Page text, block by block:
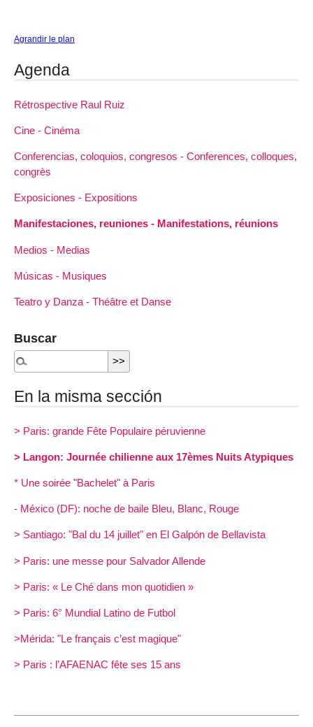
Agrandir le plan
Agenda
Rétrospective Raul Ruiz
Cine - Cinéma
Conferencias, coloquios, congresos - Conferences, colloques,
congrès
Exposiciones - Expositions
Manifestaciones, reuniones - Manifestations, réunions
Medios - Medias
Músicas - Musiques
Teatro y Danza - Théâtre et Danse
Buscar
En la misma sección
> Paris: grande Fête Populaire péruvienne
> Langon: Journée chilienne aux 17èmes Nuits Atypiques
* Une soirée "Bachelet" à Paris
- México (DF): noche de baile Bleu, Blanc, Rouge
> Santiago: "Bal du 14 juillet" en El Galpón de Bellavista
> Paris: une messe pour Salvador Allende
> Paris: « Le Ché dans mon quotidien »
> Paris: 6° Mundial Latino de Futbol
>Mérida: "Le français c’est magique"
> Paris : l’AFAENAC fête ses 15 ans